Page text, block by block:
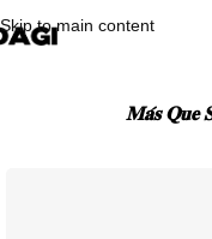
Skip to main content
𝐌𝐚́𝐬 𝐐𝐮𝐞